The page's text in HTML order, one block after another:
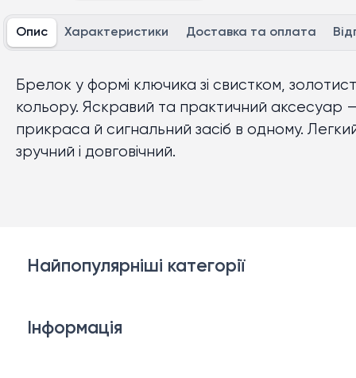
Опис Характеристики Доставка та оплата
Брелок у формі ключика зі свистком,
кольору. Яскравий та практичний аксесуар
прикраса й сигнальний засіб в одному.
зручний і довговічний.
Найпопулярніші категорії
Інформація